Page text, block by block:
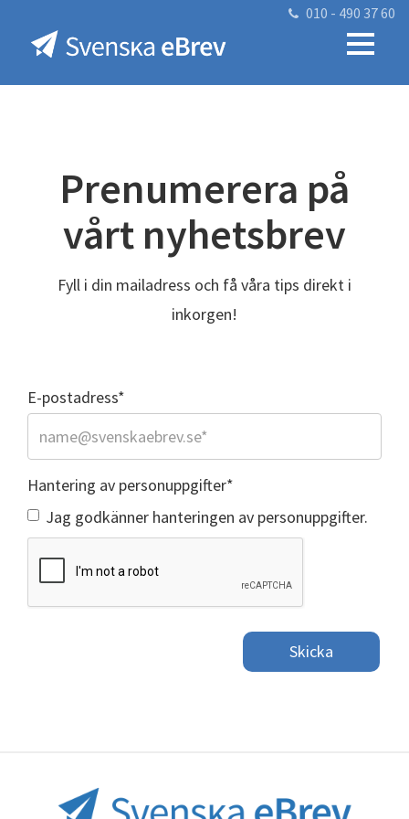
010 - 490 37 60
Prenumerera på
vårt nyhetsbrev
Fyll i din mailadress och få våra tips direkt i
inkorgen!
E-postadress*
Hantering av personuppgifter*
Jag godkänner hanteringen av personuppgifter.
Skicka